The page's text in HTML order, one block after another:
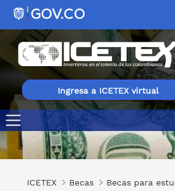
Ingresa a ICETEX virtual
International Programme on
ICETEX Becas